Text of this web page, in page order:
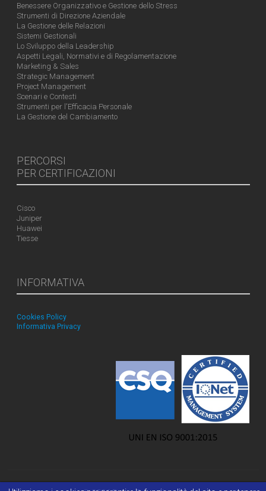
Benessere Organizzativo e Gestione dello Stress
Strumenti di Direzione Aziendale
La Gestione delle Relazioni
Sistemi Gestionali
Lo Sviluppo della Leadership
Aspetti Legali, Normativi e di Regolamentazione
Marketing & Sales
Strategic Management
Project Management
Scenari e Contesti
Strumenti per l'Efficacia Personale
La Gestione del Cambiamento
PERCORSI
PER CERTIFICAZIONI
Cisco
Juniper
Huawei
Tiesse
INFORMATIVA
Cookies Policy
Informativa Privacy